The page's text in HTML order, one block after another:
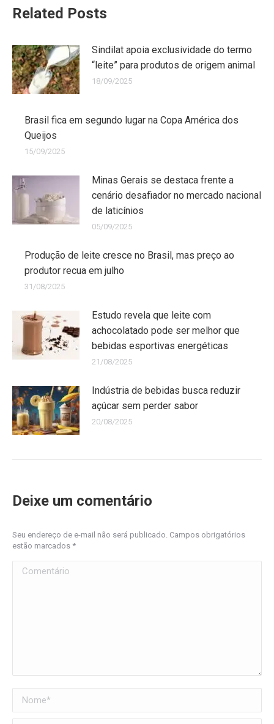
Related Posts
Sindilat apoia exclusividade do termo
“leite” para produtos de origem animal
18/09/2025
Brasil fica em segundo lugar na Copa América dos
Queijos
15/09/2025
Minas Gerais se destaca frente a
cenário desafiador no mercado nacional
de laticínios
05/09/2025
Produção de leite cresce no Brasil, mas preço ao
produtor recua em julho
31/08/2025
Estudo revela que leite com
achocolatado pode ser melhor que
bebidas esportivas energéticas
21/08/2025
Indústria de bebidas busca reduzir
açúcar sem perder sabor
20/08/2025
Deixe um comentário
Seu endereço de e-mail não será publicado. Campos obrigatórios
estão marcados *
Comentário
Nome *